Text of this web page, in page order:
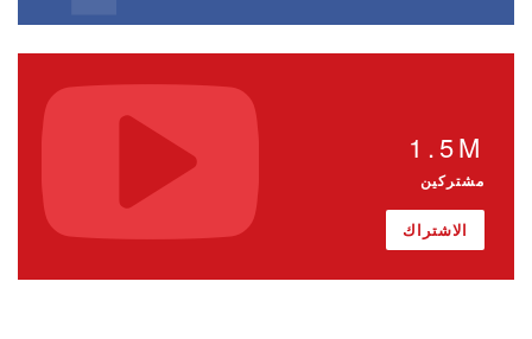
1.5M
مشتركين
الاشتراك